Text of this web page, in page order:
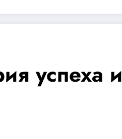
успеха и